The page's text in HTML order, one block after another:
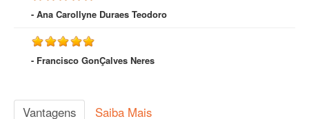
- Ana Carollyne Duraes Teodoro
- Francisco GonÇalves Neres
Vantagens Saiba Mais